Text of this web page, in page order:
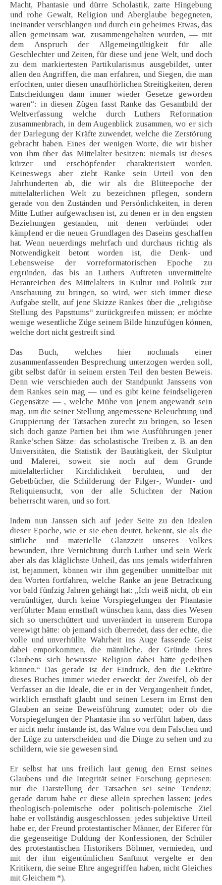
Macht, Phantasie und dürre Scholastik, zarte Hingebung
und rohe Gewalt, Religion und Aberglaube begegneten,
ineinander verschlangen und durch ein geheimes Etwas, das
allen gemeinsam war, zusammengehalten wurden, — mit
dem Anspruch der Allgemeingültigkeit für alle
Geschlechter und Zeiten, für diese und jene Welt, und doch
zu dem markiertesten Partikularismus ausgebildet, unter
allen den Angriffen, die man erfahren, und Siegen, die man
erfochten, unter diesen unaufhörlichen Streitigkeiten, deren
Entscheidungen dann immer wieder Gesetze geworden
waren“: in diesen Zügen fasst Ranke das Gesamtbild der
Weltverfassung welche durch Luthers Reformation
zusammenbrach, in dem Augenblick zusammen, wo er sich
der Darlegung der Kräfte zuwendet, welche die Zerstörung
gebracht haben. Eines der wenigen Worte, die wir bisher
von ihm über das Mittelalter besitzen: niemals ist dieses
kürzer und erschöpfender charakterisiert worden.
Keineswegs aber zieht Ranke sein Urteil von den
Jahrhunderten ab, die wir als die Blüteepoche der
mittelalterlichen Welt zu bezeichnen pflegen, sondern
gerade von den Zuständen und Persönlichkeiten, in deren
Mitte Luther aufgewachsen ist, zu denen er in den engsten
Beziehungen gestanden, mit denen verbündet oder
kämpfend er die neuen Grundlagen des Daseins geschaffen
hat. Wenn neuerdings mehrfach und durchaus richtig als
Notwendigkeit betont worden ist, die Denk- und
Lebensweise der vorreformatorischen Epoche zu
ergründen, das bis an Luthers Auftreten unvermittelte
Heranreichen des Mittelalters in Kultur und Politik zur
Anschauung zu bringen, so wird, wer sich immer diese
Aufgabe stellt, auf jene Skizze Rankes über die „religiöse
Stellung des Papsttums“ zurückgreifen müssen; er möchte
wenige wesentliche Züge seinem Bilde hinzufügen können,
welche dort nicht gestreift sind.
Das Buch, welches hier nochmals einer
zusammenfassenden Besprechung unterzogen werden soll,
gibt selbst dafür in seinem ersten Teil den besten Beweis.
Denn wie verschieden auch der Standpunkt Janssens von
dem Rankes sein mag — und es gibt keine feindseligeren
Gegensätze — , welche Mühe von jenem angewandt sein
mag, um die seiner Stellung angemessene Beleuchtung und
Gruppierung der Tatsachen zurecht zu bringen, so lesen
sich doch ganze Partien bei ihm wie Ausführungen jener
Ranke’schen Sätze: das scholastische Treiben z. B. an den
Universitäten, die Statistik der Bautätigkeit, der Skulptur
und Malerei, soweit sie noch auf dem Grunde
mittelalterlicher Kirchlichkeit beruhten, und der
Gebetbücher, die Schilderung der Pilger-, Wunder- und
Reliquiensucht, von der alle Schichten der Nation
beherrscht waren, und so fort.
Indem nun Janssen sich auf jeder Seite zu den Idealen
dieser Epoche, wie er sie eben deutet, bekennt, sie als die
sittliche und materielle Glanzzeit unseres Volkes
bewundert, ihre Vernichtung durch Luther und sein Werk
aber als das kläglichste Unheil, das uns jemals widerfahren
ist, bejammert, können wir ihm gegenüber unmittelbar mit
den Worten fortfahren, welche Ranke an jene Betrachtung
vor bald fünfzig Jahren gehängt hat: „Ich weiß nicht, ob ein
vernünftiger, durch keine Vorspiegelungen der Phantasie
verführter Mann ernsthaft wünschen kann, dass dies Wesen
sich so unerschüttert und unverändert in unserem Europa
verewigt hätte: ob jemand sich überredet, dass der echte, die
volle und unverhüllte Wahrheit ins Auge fassende Geist
dabei emporkommen, die männliche, der Gründe ihres
Glaubens sich bewusste Religion dabei hätte gedeihen
können.“ Das gerade ist der Eindruck, den die Lektüre
dieses Buches immer wieder erweckt: der Zweifel, ob der
Verfasser an die Ideale, die er in der Vergangenheit findet,
wirklich ernsthaft glaubt und seinen Lesern im Ernst den
Glauben an seine Beweisführung zumutet; oder ob die
Vorspiegelungen der Phantasie ihn so verführt haben, dass
er nicht mehr imstande ist, das Wahre von dem Falschen und
der Lüge zu unterscheiden und die Dinge zu sehen und zu
schildern, wie sie gewesen sind.
Er selbst hat uns freilich laut genug den Ernst seines
Glaubens und die Integrität seiner Forschung gepriesen:
nur die Darstellung der Tatsachen sei seine Tendenz;
gerade darum habe er diese allein sprechen lassen; jedes
theologisch-polemische oder politisch-polemische Ziel
habe er vollständig ausgeschlossen; jedes subjektive Urteil
habe er, der Freund protestantischer Männer, der Eiferer für
die gegenseitige Duldung der Konfessionen, der Schüler
des protestantischen Historikers Böhmer, vermieden, und
mit der ihm eigentümlichen Sanftmut vergelte er den
Kritikern, die seine Ehre angegriffen haben, nicht Gleiches
mit Gleichem *).